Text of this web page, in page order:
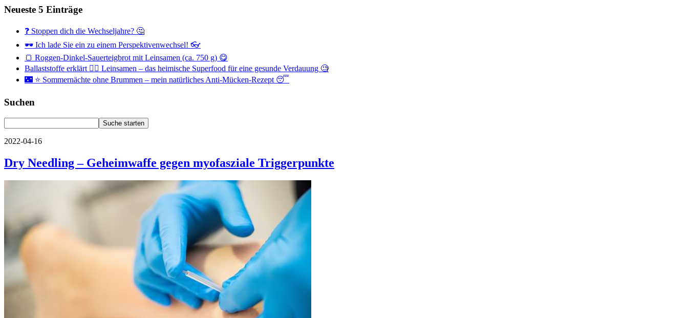
Neueste 5 Einträge
❓ Stoppen dich die Wechseljahre? 🤔
🕶 Ich lade Sie ein zu einem Perspektivenwechsel! 👓
🍞 Roggen-Dinkel-Sauerteigbrot mit Leinsamen (ca. 750 g) 😋
Ballaststoffe erklärt 👉🏻 Leinsamen – das heimische Superfood für eine gesunde Verdauung 🧐
🌃 ⭐ Sommernächte ohne Brummen – mein natürliches Anti-Mücken-Rezept 😴
Suchen
2022-04-16
Dry Needling – Geheimwaffe gegen myofasziale Triggerpunkte